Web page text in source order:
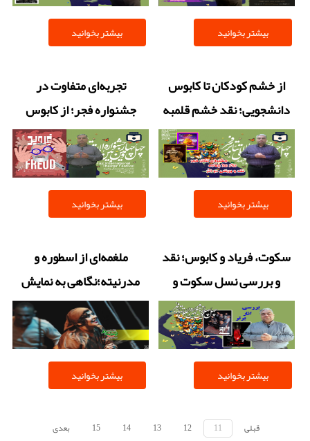
بیشتر بخوانید بیشتر بخوانید
از خشم کودکان تا کابوس
دانشجویی؛ نقد خشم قلمبه
و کرشن دو + فیلم
بیشتر بخوانید
تجربه‌ای متفاوت در
جشنواره فجر؛ از کابوس
مکبث تا هزارتوی فروید+
فیلم
بیشتر بخوانید
سکوت، فریاد و کابوس؛ نقد
و بررسی نسل سکوت و
یتیمچه در جشنواره تئاتر
فجر
بیشتر بخوانید
ملغمه‌ای از اسطوره و
مدرنیته؛نگاهی به نمایش
کشتن موتسارت یا بلعیدن
پای اختاپوس
بیشتر بخوانید
قبلی 11
12
13
14
15 بعدی